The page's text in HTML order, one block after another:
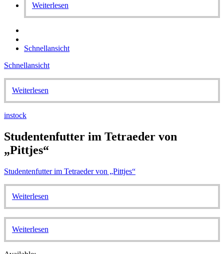
Weiterlesen
Schnellansicht
Schnellansicht
Weiterlesen
instock
Studentenfutter im Tetraeder von
„Pittjes“
Studentenfutter im Tetraeder von „Pittjes“
Weiterlesen
Weiterlesen